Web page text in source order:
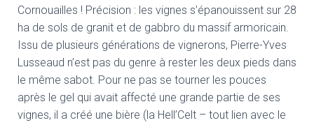
Cornouailles ! Précision : les vignes s’épanouissent sur 28
ha de sols de granit et de gabbro du massif armoricain.
Issu de plusieurs générations de vignerons, Pierre-Yves
Lusseaud n’est pas du genre à rester les deux pieds dans
le même sabot. Pour ne pas se tourner les pouces
après le gel qui avait affecté une grande partie de ses
vignes, il a créé une bière (la Hell’Celt – tout lien avec le